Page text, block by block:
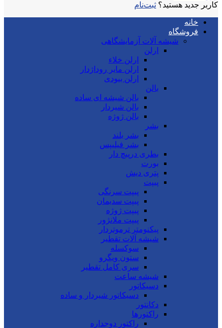
کاربر جدید هستید؟ ثبت‌نام
خانه
فروشگاه
شیشه آلات آزمایشگاهی
ارلن
ارلن خلاء
ارلن مایر روداژدار
ارلن بیودی
بالن
بالن شیشه ای ساده
بالن شیردار
بالن ژوژه
بشر
بشر بلند
بشر فیلیپس
بطری درپیچ دار
بورت
پتری دیش
پیپت
پیپت سرنگی
پیپت سدیمان
پیپت ژوژه
پیپت ملانژور
پیکنومتر ترموتردار
شیشه آلات تقطیر
سوکسله
ستون ویگرو
سری کامل تقطیر
شیشه ساعت
دسیکاتور
دسیکاتور شیردار و ساده
دکانتور
راکتورها
راکتور دوجداره